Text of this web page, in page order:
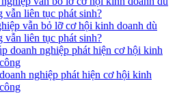
vẫn bỏ lỡ cơ hội kinh doanh dù
vẫn liên tục phát sinh?
nghiệp phát hiện cơ hội kinh